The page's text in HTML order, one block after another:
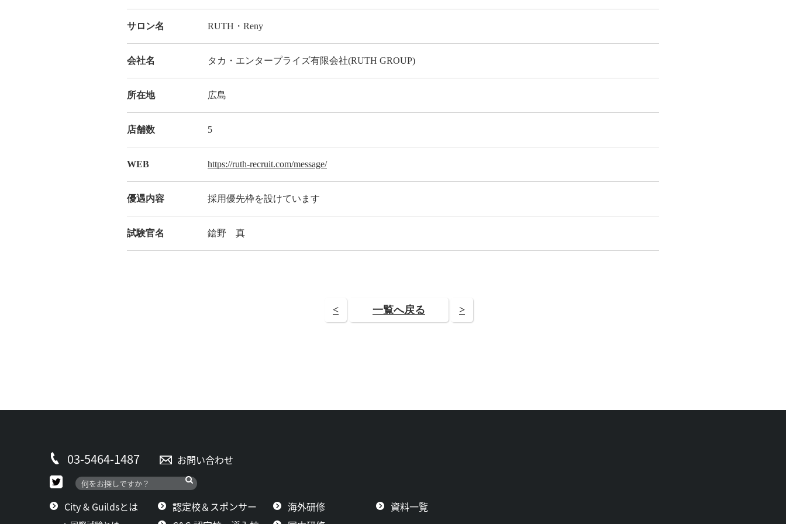
サロン名 RUTH・Reny
会社名 タカ・エンタープライズ有限会社(RUTH GROUP)
所在地 広島
店舗数 5
WEB https://ruth-recruit.com/message/
優遇内容 採用優先枠を設けています
試験官名 鎗野 真
< 一覧へ戻る >
03-5464-1487 お問い合わせ
City & Guildsとは
認定校＆スポンサー
海外研修
資料一覧